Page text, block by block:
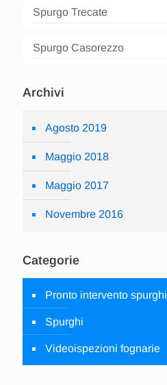
Spurgo Trecate
Spurgo Casorezzo
Archivi
Agosto 2019
Maggio 2018
Maggio 2017
Novembre 2016
Categorie
Pronto intervento spurghi
Spurghi
Videoispezioni fognarie